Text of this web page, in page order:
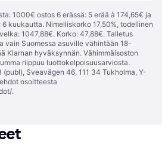
1000€ ostos 6 erässä: 5 erää à 174,65€ ja
kuukautta. Nimelliskorko 17,50%, todellinen
1047,88€. Korko: 47,88€. Talletus
vain Suomessa asuville vähintään 18-
Klarnan hyväksynnän. Vähimmäisoston
riippuu luottokelpoisuusarviosta.
Sveavägen 46, 111 34 Tukholma, Y-
osoitteesta
.